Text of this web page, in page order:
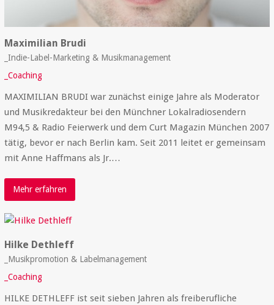
Maximilian Brudi
_Indie-Label-Marketing & Musikmanagement
_Coaching
MAXIMILIAN BRUDI war zunächst einige Jahre als Moderator
und Musikredakteur bei den Münchner Lokalradiosendern
M94,5 & Radio Feierwerk und dem Curt Magazin München 2007
tätig, bevor er nach Berlin kam. Seit 2011 leitet er gemeinsam
mit Anne Haffmans als Jr.…
Mehr erfahren
Hilke Dethleff
_Musikpromotion & Labelmanagement
_Coaching
HILKE DETHLEFF ist seit sieben Jahren als freiberufliche